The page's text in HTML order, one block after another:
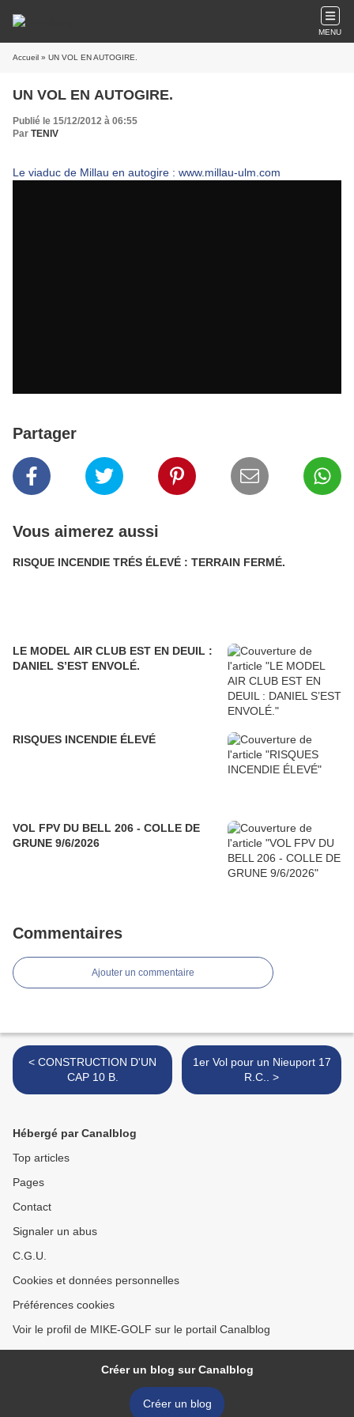
MENU
Accueil » UN VOL EN AUTOGIRE.
UN VOL EN AUTOGIRE.
Publié le 15/12/2012 à 06:55
Par TENIV
Le viaduc de Millau en autogire : www.millau-ulm.com
Partager
Vous aimerez aussi
RISQUE INCENDIE TRÉS ÉLEVÉ : TERRAIN FERMÉ.
LE MODEL AIR CLUB EST EN DEUIL :
DANIEL S’EST ENVOLÉ.
RISQUES INCENDIE ÉLEVÉ
VOL FPV DU BELL 206 - COLLE DE
GRUNE 9/6/2026
Commentaires
Ajouter un commentaire
< CONSTRUCTION D'UN
CAP 10 B.
1er Vol pour un Nieuport 17
R.C.. >
Hébergé par Canalblog
Top articles
Pages
Contact
Signaler un abus
C.G.U.
Cookies et données personnelles
Préférences cookies
Voir le profil de MIKE-GOLF sur le portail Canalblog
Créer un blog sur Canalblog
Créer un blog